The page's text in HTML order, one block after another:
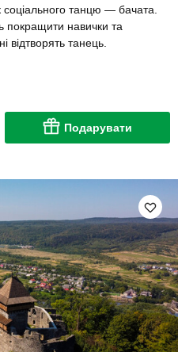
соціального танцю — бачата.
покращити навички та
відтворять танець.
Подарувати